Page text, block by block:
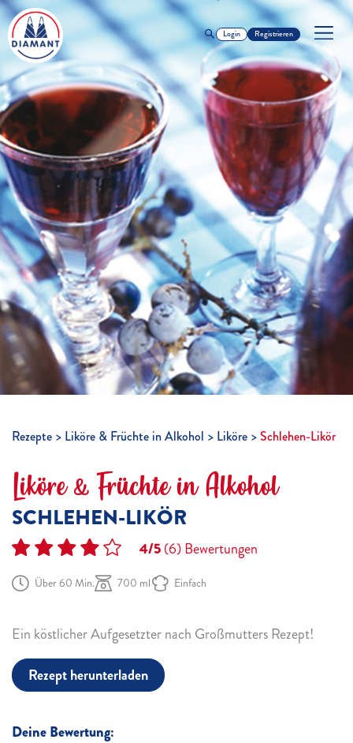
Login Registrieren
Rezepte Liköre & Früchte in Alkohol Liköre Schlehen-Likör
Liköre & Früchte in Alkohol
SCHLEHEN-LIKÖR
4/5(6)Bewertungen
Über 60 Min. 700 ml Einfach
Ein köstlicher Aufgesetzter nach Großmutters Rezept!
Rezept herunterladen
Deine Bewertung: